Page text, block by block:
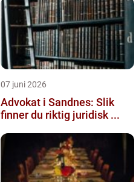
07 juni 2026
Advokat i Sandnes: Slik
finner du riktig juridisk ...